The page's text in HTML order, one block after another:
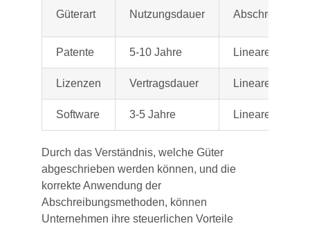
Güterart Nutzungsdauer
Patente 5-10 Jahre Lineare
Lizenzen Vertragsdauer Lineare
Software 3-5 Jahre Lineare
Durch das Verständnis, welche Güter
abgeschrieben werden können, und die
korrekte Anwendung der
Abschreibungsmethoden, können
Unternehmen ihre steuerlichen Vorteile